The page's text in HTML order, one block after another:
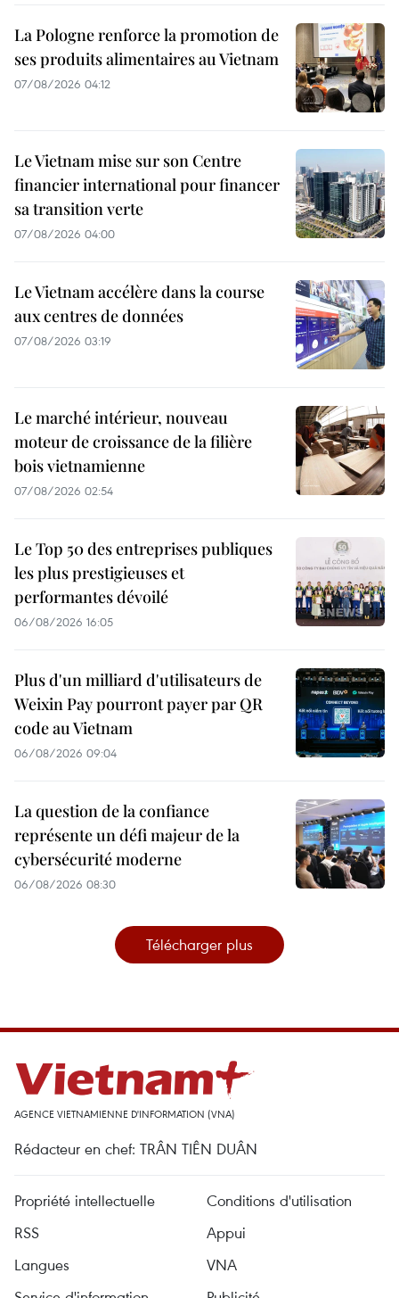
La Pologne renforce la promotion de
ses produits alimentaires au Vietnam
07/08/2026 04:12
Le Vietnam mise sur son Centre
financier international pour financer
sa transition verte
07/08/2026 04:00
Le Vietnam accélère dans la course
aux centres de données
07/08/2026 03:19
Le marché intérieur, nouveau
moteur de croissance de la filière
bois vietnamienne
07/08/2026 02:54
Le Top 50 des entreprises publiques
les plus prestigieuses et
performantes dévoilé
06/08/2026 16:05
Plus d'un milliard d'utilisateurs de
Weixin Pay pourront payer par QR
code au Vietnam
06/08/2026 09:04
La question de la confiance
représente un défi majeur de la
cybersécurité moderne
06/08/2026 08:30
Télécharger plus
AGENCE VIETNAMIENNE D'INFORMATION (VNA)
Rédacteur en chef: TRÂN TIÊN DUÂN
Propriété intellectuelle
Conditions d'utilisation
RSS
Appui
Langues
VNA